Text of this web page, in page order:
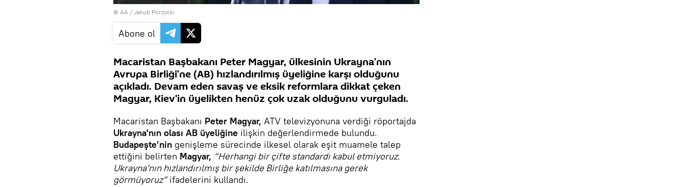
© AA / Jakub Porzycki
Abone ol
Macaristan Başbakanı Peter Magyar, ülkesinin Ukrayna’nın
Avrupa Birliği’ne (AB) hızlandırılmış üyeliğine karşı olduğunu
açıkladı. Devam eden savaş ve eksik reformlara dikkat çeken
Magyar, Kiev'in üyelikten henüz çok uzak olduğunu vurguladı.
Macaristan Başbakanı Peter Magyar, ATV televizyonuna verdiği röportajda
Ukrayna'nın olası AB üyeliğine ilişkin değerlendirmede bulundu.
Budapeşte’nin genişleme sürecinde ilkesel olarak eşit muamele talep
ettiğini belirten Magyar, “Herhangi bir çifte standardı kabul etmiyoruz.
Ukrayna’nın hızlandırılmış bir şekilde Birliğe katılmasına gerek
görmüyoruz”ifadelerini kullandı.